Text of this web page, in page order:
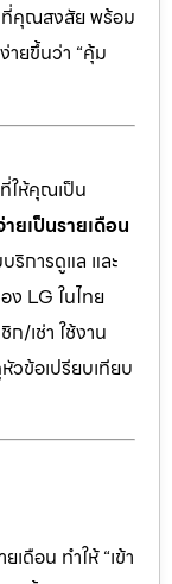
ที่คุณสงสัย พร้อม
ยขึ้นว่า “คุ้ม
ให้คุณเป็น
ายเป็นรายเดือน
ริการดูแล และ
LG ในไทย
/เช่า ใช้งาน
วข้อเปรียบเทียบ
เดือน ทำให้ “เข้า